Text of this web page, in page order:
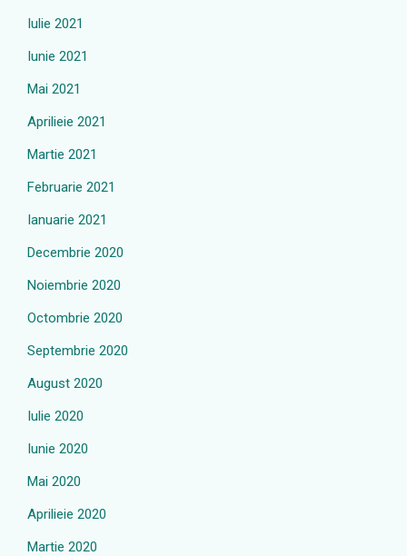
Iulie 2021
Iunie 2021
Mai 2021
Aprilieie 2021
Martie 2021
Februarie 2021
Ianuarie 2021
Decembrie 2020
Noiembrie 2020
Octombrie 2020
Septembrie 2020
August 2020
Iulie 2020
Iunie 2020
Mai 2020
Aprilieie 2020
Martie 2020